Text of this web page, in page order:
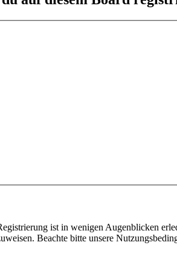
ist in wenigen Augenblicken
Beachte bitte unsere